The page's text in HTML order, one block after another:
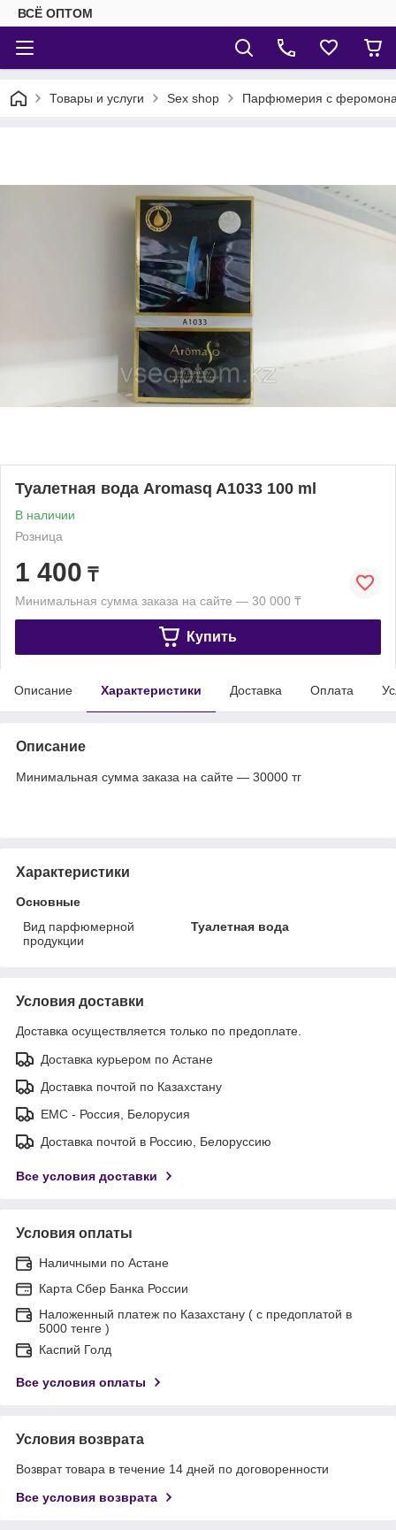
ВСЁ ОПТОМ
Товары и услуги Sex shop Парфюмерия с
Туалетная вода Aromasq A1033 100 ml
В наличии
Розница
1 400 ₸
Минимальная сумма заказа на сайте — 30 000 ₸
Купить
Описание Характеристики Доставка Оплата
Описание
Минимальная сумма заказа на сайте — 30000 тг
Характеристики
Основные
Вид парфюмерной
продукции
Туалетная вода
Условия доставки
Доставка осуществляется только по предоплате.
Доставка курьером по Астане
Доставка почтой по Казахстану
ЕМС - Россия, Белорусия
Доставка почтой в Россию, Белоруссию
Все условия доставки
Условия оплаты
Наличными по Астане
Карта Сбер Банка России
Наложенный платеж по Казахстану ( с предоплатой в
5000 тенге )
Каспий Голд
Все условия оплаты
Условия возврата
Возврат товара в течение 14 дней по договоренности
Все условия возврата